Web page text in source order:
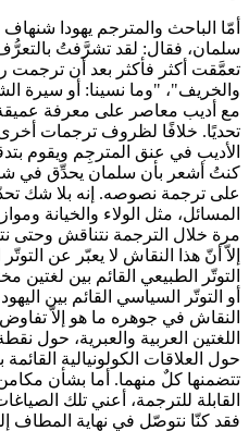
أمّا الباحث والمترجم يهودا
سلمان، فقال: لقد تشرَّفتُ
تعمَّقت أكثر فأكثر بعد أن ترجمت
والخريف"، "وما نسينا: أو سيرة
مع أديب معاصر على معرفة عميقة
تحديًا. خلافًا لظروف ترجمات
الأديب في عنق المترجِم ويقوم
كنتُ أشعر بأن سلمان يحدِّق في
على ترجمة نصوصه. إنه بلا شك
المسائل، مثل الولاء والخيانة
مرة خلال الترجمة نتناقش وحتى
إلاّ أنّ هذا النقاش لا يعبّر عن
التوتّر الطبيعي القائم بين لغتين
أو التوتّر السياسي القائم بين
النقاش في جوهره ما هو إلاّ
اللغتين العربية والعبرية، حول
حول العلاقات الكولونيالية القائمة
تتضمنها كلٌ منهما. أما بشأن مكامن
القابلة للترجمة، أعني تلك
فقد كنّا نتوصّل في نهاية المطاف